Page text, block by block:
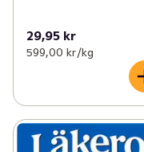
29,95 kr
599,00 kr /kg